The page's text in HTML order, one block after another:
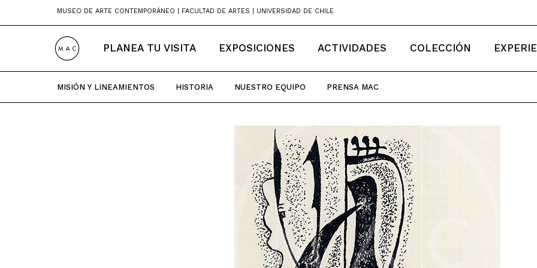
MUSEO DE ARTE CONTEMPORÁNEO | FACULTAD DE ARTES | UNIVERSIDAD DE CHILE
PLANEA TU VISITA EXPOSICIONES ACTIVIDADES COLECCIÓN
MISIÓN Y LINEAMIENTOS HISTORIA NUESTRO EQUIPO PRENSA MAC